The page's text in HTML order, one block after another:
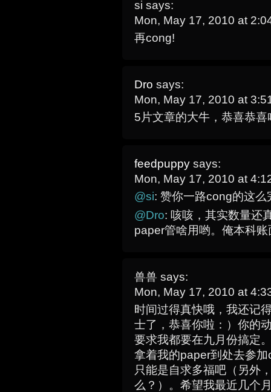
si says:
Mon, May 17, 2010 at
再cong!
Dro says:
Mon, May 17, 2010 at
5片文章的大牛，恭喜恭
feedpuppy says:
Mon, May 17, 2010 at
@si: 赞你一路cong的这么
@Dro: 咳咳，其实数量还
paper管啥用哟。俺本科
兽兽 says:
Mon, May 17, 2010 at
时间过得真快哦，我还记
士了，恭喜你啦：）你的
要求我都要在九月份搞定
拿着我的paper到处去参
只能是自求多福吧（另外
么？）。希望我最近几个